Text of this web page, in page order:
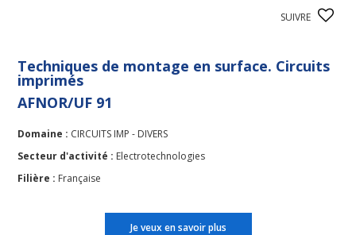
SUIVRE
Techniques de montage en surface. Circuits
imprimés
AFNOR/UF 91
Domaine : CIRCUITS IMP - DIVERS
Secteur d'activité : Electrotechnologies
Filière : Française
Je veux en savoir plus